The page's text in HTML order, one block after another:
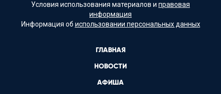
Условия использования материалов и правовая
информация
Информация об использовании персональных данных
ГЛАВНАЯ
НОВОСТИ
АФИША